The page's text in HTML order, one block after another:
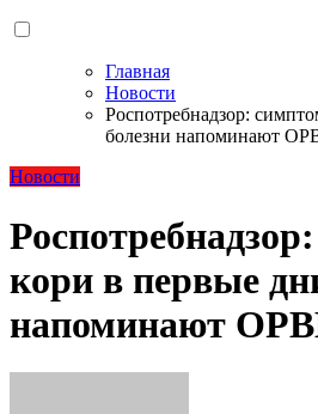
Главная
Новости
Роспотребнадзор:
болезни напоминают
Новости
кори в первые
напоминают